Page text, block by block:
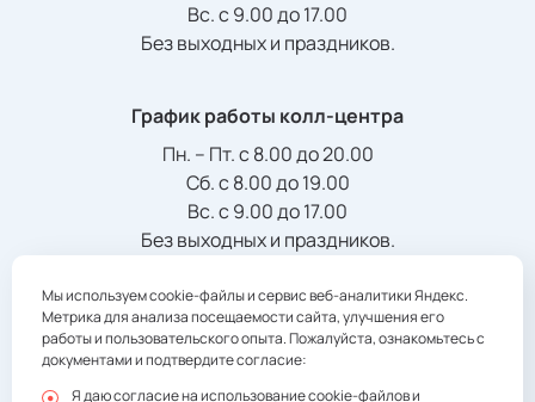
Вс. с 9.00 до 17.00
Без выходных и праздников.
График работы колл-центра
Пн. – Пт. с 8.00 до 20.00
Сб. с 8.00 до 19.00
Вс. с 9.00 до 17.00
Без выходных и праздников.
Телефон/Факс:
+7 (3822) 901-941registratura@multiclinic.ru
Мы используем cookie-файлы и сервис веб-аналитики Яндекс.
Метрика для анализа посещаемости сайта, улучшения его
работы и пользовательского опыта. Пожалуйста, ознакомьтесь с
документами и подтвердите согласие:
Я даю согласие на использование cookie-файлов и